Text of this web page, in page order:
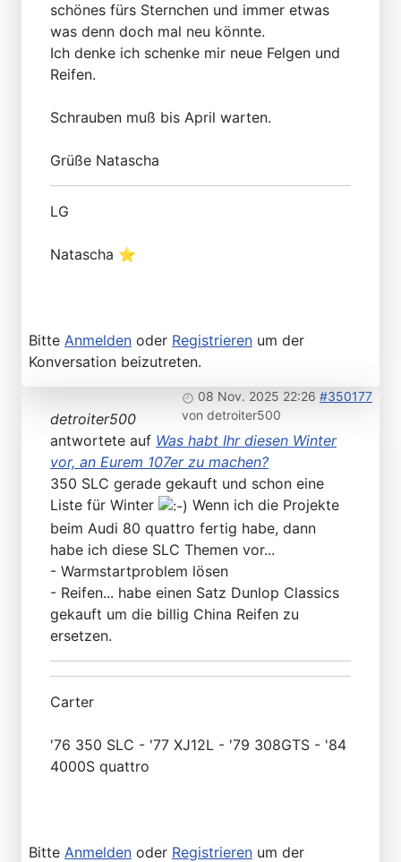
schönes fürs Sternchen und immer etwas
was denn doch mal neu könnte.
Ich denke ich schenke mir neue Felgen und
Reifen.
Schrauben muß bis April warten.
Grüße Natascha
LG
Natascha ⭐️
Bitte Anmelden oder Registrieren um der
Konversation beizutreten.
08 Nov. 2025 22:26 #350177
von detroiter500
detroiter500
antwortete auf Was habt Ihr diesen Winter
vor, an Eurem 107er zu machen?
350 SLC gerade gekauft und schon eine
Liste für Winter
Wenn ich die Projekte
beim Audi 80 quattro fertig habe, dann
habe ich diese SLC Themen vor...
- Warmstartproblem lösen
- Reifen... habe einen Satz Dunlop Classics
gekauft um die billig China Reifen zu
ersetzen.
Carter
'76 350 SLC - '77 XJ12L - '79 308GTS - '84
4000S quattro
Bitte Anmelden oder Registrieren um der